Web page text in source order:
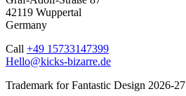
42119 Wuppertal
Germany
Call +49 15733147399
Hello@kicks-bizarre.de
Trademark for Fantastic Design 2026-27